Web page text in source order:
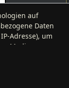
auf
Daten
Adresse), um
Medien von
unsere
erfolgt erst
mit Dritten,